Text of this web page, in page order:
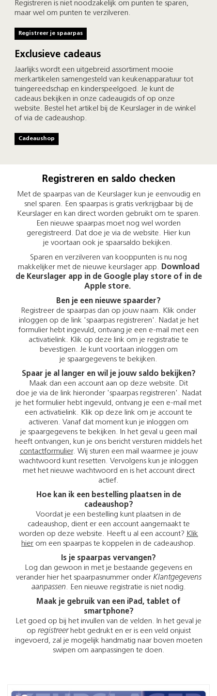
Registreren is niet noodzakelijk om punten te sparen,
maar wel om punten te verzilveren.
Registreer je spaarpas
Exclusieve cadeaus
Jaarlijks wordt een uitgebreid assortiment mooie
merkartikelen samengesteld van keukenapparatuur tot
tuingereedschap en kinderspeelgoed. Je kunt de
cadeaus bekijken in onze cadeaugids of op onze
website. Bestel het artikel bij de Keurslager in de winkel
of via de cadeaushop.
Cadeaushop
Registreren en saldo checken
Met de spaarpas van de Keurslager kun je eenvoudig en
snel sparen. Een spaarpas is gratis verkrijgbaar bij de
Keurslager en kan direct worden gebruikt om te sparen.
Een nieuwe spaarpas moet nog wel worden
geregistreerd. Dat doe je via de website. Hier kun
je voortaan ook je spaarsaldo bekijken.
Sparen en verzilveren van kooppunten is nu nog
makkelijker met de nieuwe keurslager app. Download
de Keurslager app in de Google play store of in de
Apple store.
Ben je een nieuwe spaarder?
Registreer de spaarpas dan op jouw naam. Klik onder
inloggen op de link 'spaarpas registreren'. Nadat je het
formulier hebt ingevuld, ontvang je een e-mail met een
activatielink. Klik op deze link om je registratie te
bevestigen. Je kunt voortaan inloggen om
je spaargegevens te bekijken.
Spaar je al langer en wil je jouw saldo bekijken?
Maak dan een account aan op deze website. Dit
doe je via de link hieronder 'spaarpas registreren'. Nadat
je het formulier hebt ingevuld, ontvang je een e-mail met
een activatielink. Klik op deze link om je account te
activeren. Vanaf dat moment kun je inloggen om
je spaargegevens te bekijken. In het geval u geen mail
heeft ontvangen, kun je ons bericht versturen middels het
contactformulier. Wij sturen een mail waarmee je jouw
wachtwoord kunt resetten. Vervolgens kun je inloggen
met het nieuwe wachtwoord en is het account direct
actief.
Hoe kan ik een bestelling plaatsen in de
cadeaushop?
Voordat je een bestelling kunt plaatsen in de
cadeaushop, dient er een account aangemaakt te
worden op deze website. Heeft u al een account? Klik
hier om een spaarpas te koppelen in de cadeaushop.
Is je spaarpas vervangen?
Log dan gewoon in met je bestaande gegevens en
verander hier het spaarpasnummer onder Klantgegevens
aanpassen. Een nieuwe registratie is niet nodig.
Maak je gebruik van een iPad, tablet of
smartphone?
Let goed op bij het invullen van de velden. In het geval je
op registreerhebt gedrukt en er is een veld onjuist
ingevoerd, zal je mogelijk handmatig naar boven moeten
swipen om aanpassingen te doen.